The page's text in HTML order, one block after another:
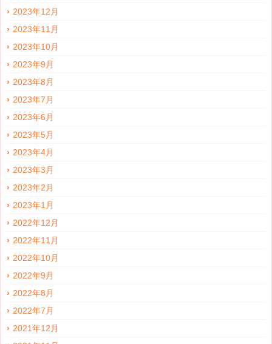
2023年12月
2023年11月
2023年10月
2023年9月
2023年8月
2023年7月
2023年6月
2023年5月
2023年4月
2023年3月
2023年2月
2023年1月
2022年12月
2022年11月
2022年10月
2022年9月
2022年8月
2022年7月
2021年12月